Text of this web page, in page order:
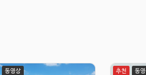
동영상 추천 동